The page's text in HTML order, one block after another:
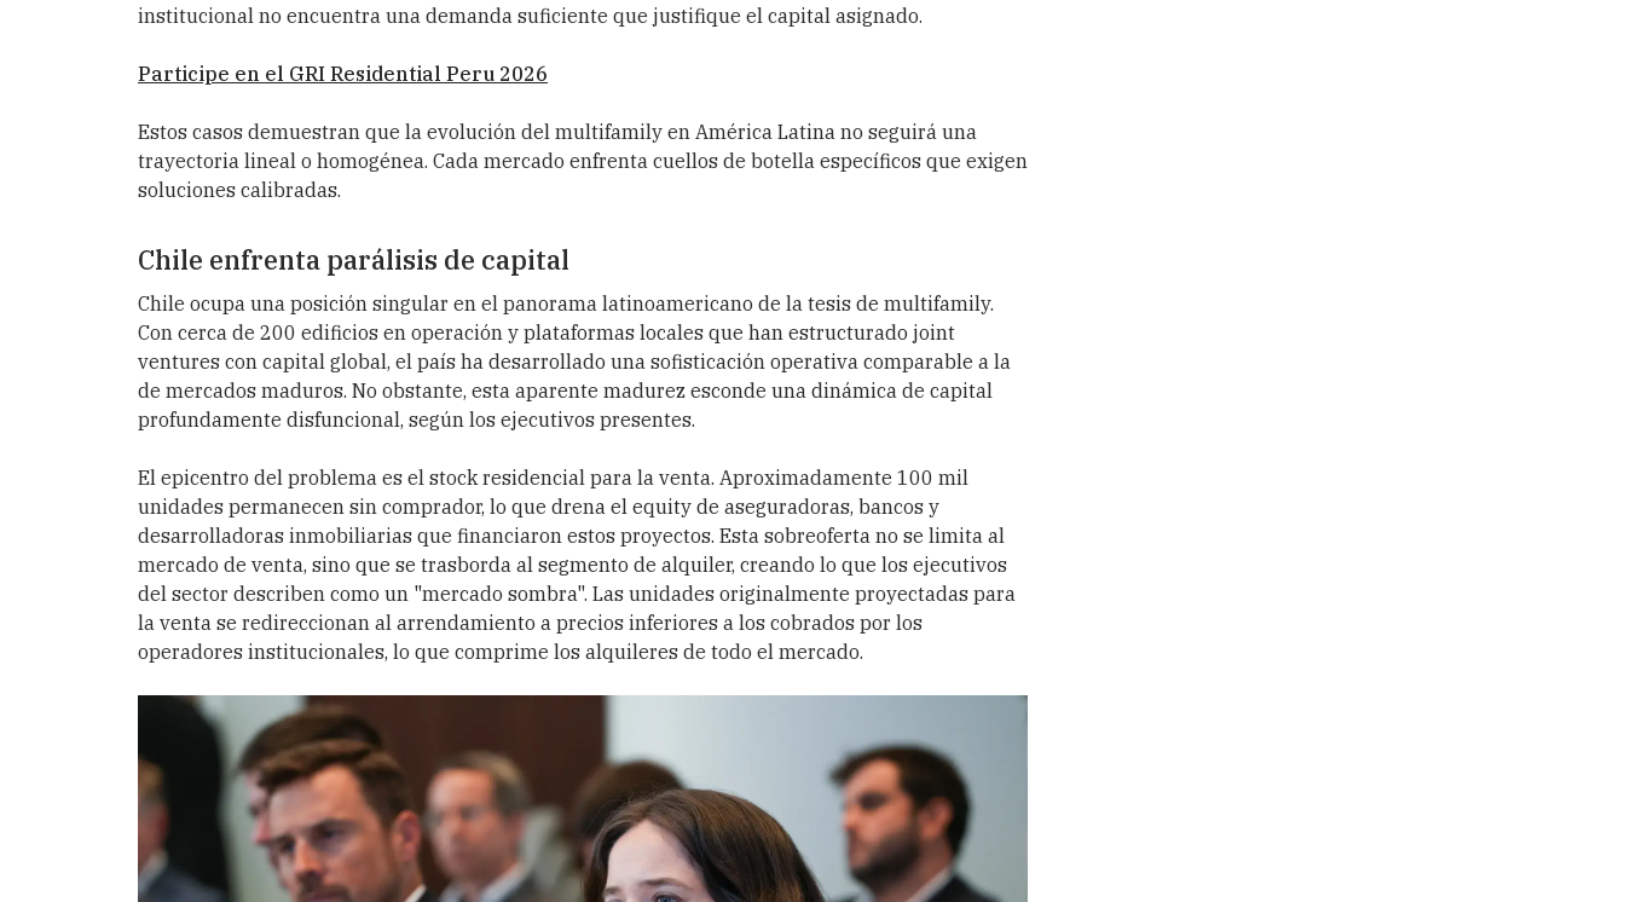
institucional no encuentra una demanda suficiente que justifique el capital asignado.
Participe en el GRI Residential Peru 2026
Estos casos demuestran que la evolución del multifamily en América Latina no seguirá una
trayectoria lineal o homogénea. Cada mercado enfrenta cuellos de botella específicos que exigen
soluciones calibradas.
Chile enfrenta parálisis de capital
Chile ocupa una posición singular en el panorama latinoamericano de la tesis de multifamily.
Con cerca de 200 edificios en operación y plataformas locales que han estructurado joint
ventures con capital global, el país ha desarrollado una sofisticación operativa comparable a la
de mercados maduros. No obstante, esta aparente madurez esconde una dinámica de capital
profundamente disfuncional, según los ejecutivos presentes.
El epicentro del problema es el stock residencial para la venta. Aproximadamente 100 mil
unidades permanecen sin comprador, lo que drena el equity de aseguradoras, bancos y
desarrolladoras inmobiliarias que financiaron estos proyectos. Esta sobreoferta no se limita al
mercado de venta, sino que se trasborda al segmento de alquiler, creando lo que los ejecutivos
del sector describen como un "mercado sombra". Las unidades originalmente proyectadas para
la venta se redireccionan al arrendamiento a precios inferiores a los cobrados por los
operadores institucionales, lo que comprime los alquileres de todo el mercado.